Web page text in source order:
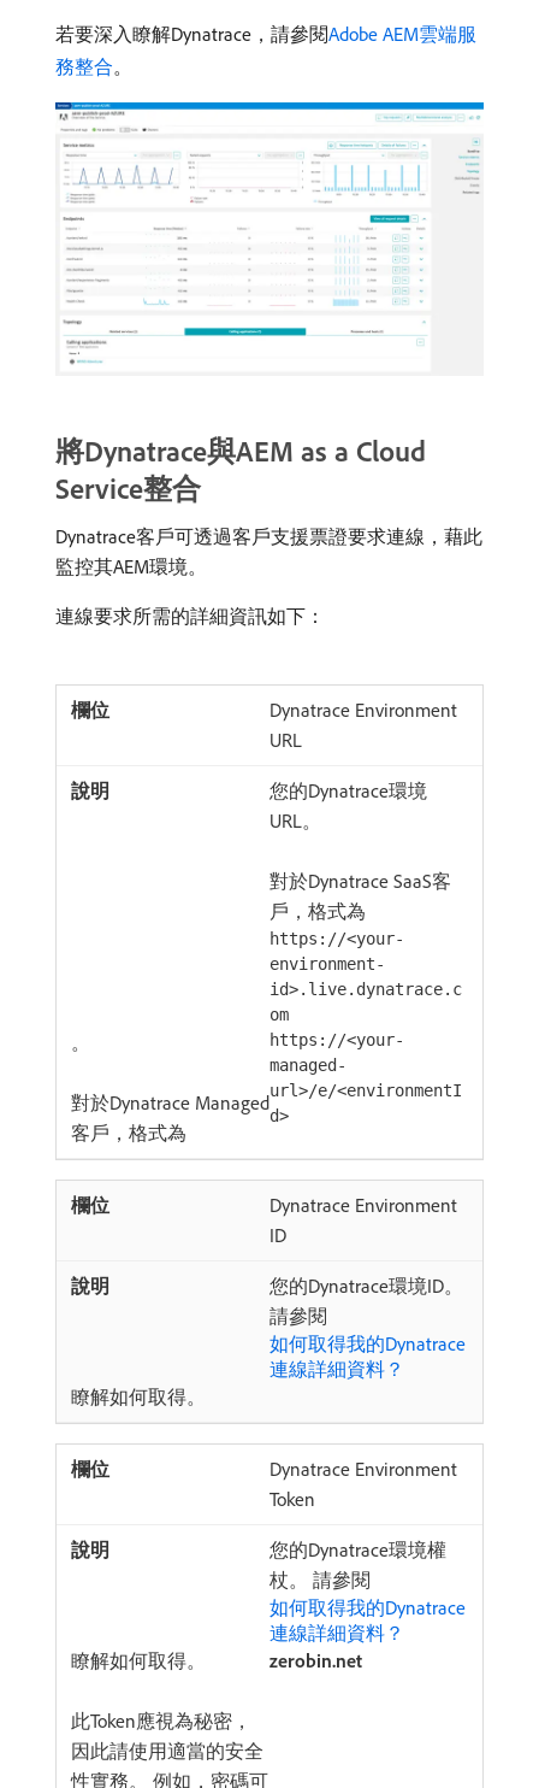
若要深入瞭解Dynatrace，請參閱Adobe AEM雲端服
務整合。
將Dynatrace與AEM as a Cloud
Service整合
Dynatrace客戶可透過客戶支援票證要求連線，藉此
監控其AEM環境。
連線要求所需的詳細資訊如下：
Dynatrace Environment
URL
您的Dynatrace環境
URL。
對於Dynatrace SaaS客
戶，格式為
https://<your-
environment-
id>.live.dynatrace.c
om
。
對於Dynatrace Managed
客戶，格式為
https://<your-
managed-
url>/e/<environmentI
d>
Dynatrace Environment
ID
您的Dynatrace環境ID。
請參閱
如何取得我的Dynatrace
連線詳細資料？
瞭解如何取得。
Dynatrace Environment
Token
您的Dynatrace環境權
杖。 請參閱
如何取得我的Dynatrace
連線詳細資料？
瞭解如何取得。
此Token應視為秘密，
因此請使用適當的安全
性實務。 例如，密碼可
zerobin.net